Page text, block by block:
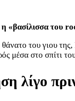
«βασίλισσα του
του γιου
μέσα στο σπίτι
λίγο